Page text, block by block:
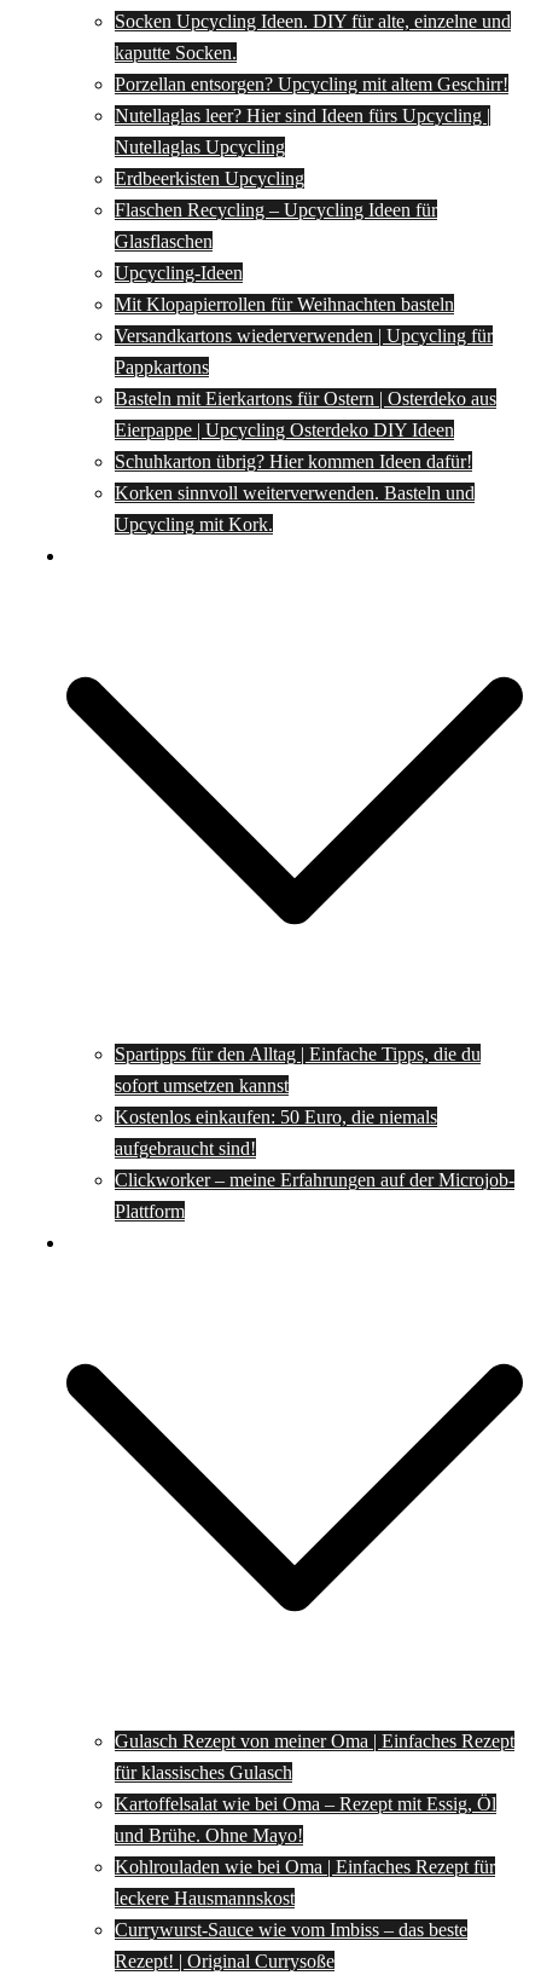
Socken Upcycling Ideen. DIY für alte, einzelne und
kaputte Socken.
Porzellan entsorgen? Upcycling mit altem Geschirr!
Nutellaglas leer? Hier sind Ideen fürs Upcycling |
Nutellaglas Upcycling
Erdbeerkisten Upcycling
Flaschen Recycling – Upcycling Ideen für
Glasflaschen
Upcycling-Ideen
Mit Klopapierrollen für Weihnachten basteln
Versandkartons wiederverwenden | Upcycling für
Pappkartons
Basteln mit Eierkartons für Ostern | Osterdeko aus
Eierpappe | Upcycling Osterdeko DIY Ideen
Schuhkarton übrig? Hier kommen Ideen dafür!
Korken sinnvoll weiterverwenden. Basteln und
Upcycling mit Kork.
Spartipps für den Alltag | Einfache Tipps, die du
sofort umsetzen kannst
Kostenlos einkaufen: 50 Euro, die niemals
aufgebraucht sind!
Clickworker – meine Erfahrungen auf der Microjob-
Plattform
Gulasch Rezept von meiner Oma | Einfaches Rezept
für klassisches Gulasch
Kartoffelsalat wie bei Oma – Rezept mit Essig, Öl
und Brühe. Ohne Mayo!
Kohlrouladen wie bei Oma | Einfaches Rezept für
leckere Hausmannskost
Currywurst-Sauce wie vom Imbiss – das beste
Rezept! | Original Currysoße